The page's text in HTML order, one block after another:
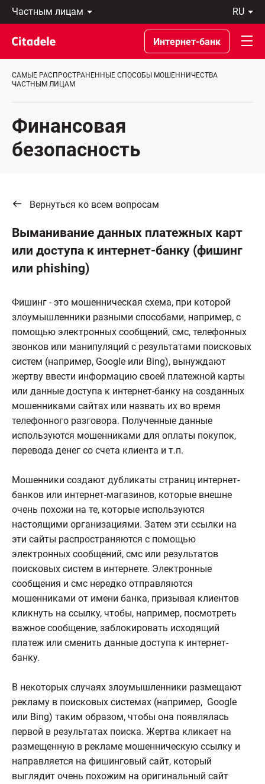
Частным
лицам
Предприятиям
Private
Banking
О
банке
ru
Latviski
По-
русски
In
English
Интернет-банк
САМЫЕ РАСПРОСТРАНЕННЫЕ СПОСОБЫ МОШЕННИЧЕСТВА
ЧАСТНЫМ ЛИЦАМ
Финансовая
безопасность
Вернуться ко всем вопросам
Выманивание данных платежных карт
или доступа к интернет-банку (фишинг
или phishing)
Фишинг - это мошенническая схема, при которой
злоумышленники разными способами, например, с
помощью электронных сообщений, смс, телефонных
звонков или манипуляций с результатами поисковых
систем (например, Google или Bing), вынуждают
жертву ввести информацию своей платежной карты
или данные доступа к интернет-банку на созданных
мошенниками сайтах или назвать их во время
телефонного разговора. Полученные данные
используются мошенниками для оплаты покупок,
перевода денег со счета клиента и т.п.
Мошенники создают дубликаты страниц интернет-
банков или интернет-магазинов, которые внешне
очень похожи на те, которые используются
настоящими организациями. Затем эти ссылки на
эти сайты распространяются с помощью
электронных сообщений, смс или результатов
поисковых систем в интернете. Электронные
сообщения и смс нередко отправляются
мошенниками от имени банка, призывая клиентов
кликнуть на ссылку, чтобы, например, посмотреть
важное сообщение, заблокировать исходящий
платеж или сменить данные доступа к интернет-
банку.
В некоторых случаях злоумышленники размещают
рекламу в поисковых системах (например, Google
или Bing) таким образом, чтобы она появлялась
первой в результатах поиска. Жертва кликает на
размещенную в рекламе мошенническую ссылку и
направляется на фишинговый сайт, который
выглядит очень похожим на оригинальный сайт